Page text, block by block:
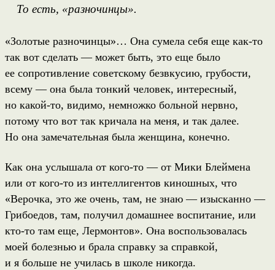
То есть, «разночинцы».
«Золотые разночинцы»… Она сумела себя еще как-то
так вот сделать — может быть, это еще было
ее сопротивление советскому безвкусию, грубости,
всему — она была тонкий человек, интересный,
но какой-то, видимо, немножко больной нервно,
потому что вот так кричала на меня, и так далее.
Но она замечательная была женщина, конечно.
Как она услышала от кого-то — от Мики Блеймена
или от кого-то из интеллигентов киношных, что
«Верочка, это же очень, там, не знаю — изысканно —
Грибоедов, там, получил домашнее воспитание, или
кто-то там еще, Лермонтов». Она воспользовалась
моей болезнью и брала справку за справкой,
и я больше не училась в школе никогда.